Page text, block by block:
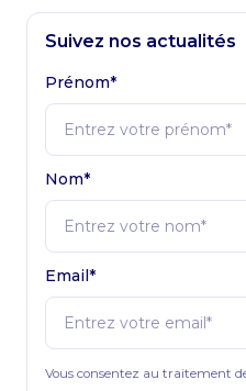
Suivez nos actualités
Prénom*
Nom*
Email*
Vous consentez au traitement